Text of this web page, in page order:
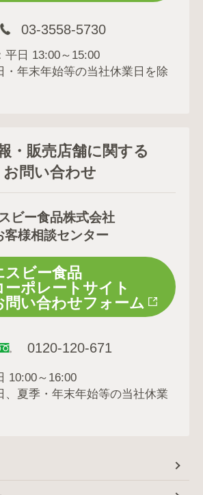
03-3558-5730
平日 13:00～15:00
・年末年始等の当社休業日を除
・販売店舗に関する
お問い合わせ
ビー食品株式会社
客様相談センター
スビー食品
ーポレートサイト
問い合わせフォーム
0120-120-671
10:00～16:00
、夏季・年末年始等の当社休業